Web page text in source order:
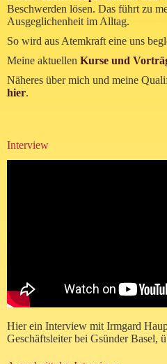
Beschwerden lösen. Das führt zu
Ausgeglichenheit im Alltag.
So wird aus Atemkraft eine uns
Meine aktuellen Kurse und
Näheres über mich und meine
hier.
Interview
Hier ein Interview mit Irmgard
Geschäftsleiter bei Gsünder Basel,